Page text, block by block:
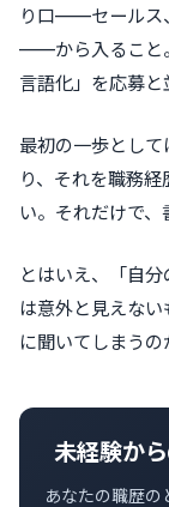
り口——セールス
——から入ること
言語化」を応募と
最初の一歩とし
り、それを職務
い。それだけで、
とはいえ、「自
は意外と見えな
に聞いてしまうの
未経験か
あなたの職歴の